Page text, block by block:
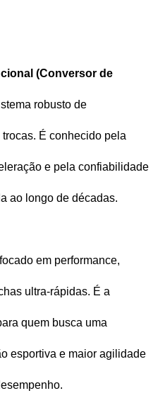
(Conversor de
robusto de
É conhecido pela
e pela confiabilidade
ao longo de décadas.
focado em performance,
ultra-rápidas. É a
quem busca uma
esportiva e maior agilidade